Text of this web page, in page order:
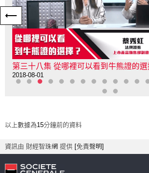
第三十八集 從哪裡可以看到牛熊證的選
2018-08-01
以上數據為15分鐘前的資料
資訊由 財經智珠網 提供 [免責聲明]